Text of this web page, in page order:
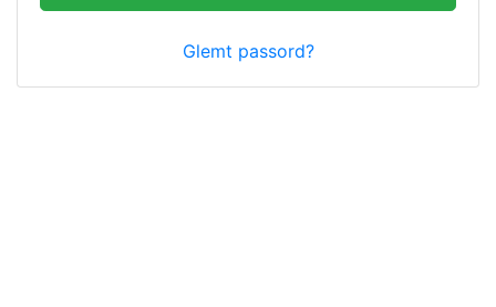
Glemt passord?